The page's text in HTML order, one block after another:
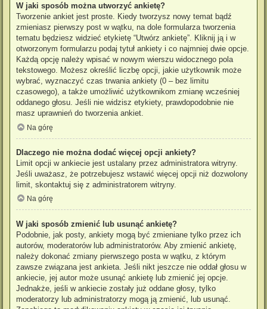
W jaki sposób można utworzyć ankietę?
Tworzenie ankiet jest proste. Kiedy tworzysz nowy temat bądź
zmieniasz pierwszy post w wątku, na dole formularza tworzenia
tematu będziesz widzieć etykietę “Utwórz ankietę”. Kliknij ją i w
otworzonym formularzu podaj tytuł ankiety i co najmniej dwie opcje.
Każdą opcję należy wpisać w nowym wierszu widocznego pola
tekstowego. Możesz określić liczbę opcji, jakie użytkownik może
wybrać, wyznaczyć czas trwania ankiety (0 – bez limitu
czasowego), a także umożliwić użytkownikom zmianę wcześniej
oddanego głosu. Jeśli nie widzisz etykiety, prawdopodobnie nie
masz uprawnień do tworzenia ankiet.
Na górę
Dlaczego nie można dodać więcej opcji ankiety?
Limit opcji w ankiecie jest ustalany przez administratora witryny.
Jeśli uważasz, że potrzebujesz wstawić więcej opcji niż dozwolony
limit, skontaktuj się z administratorem witryny.
Na górę
W jaki sposób zmienić lub usunąć ankietę?
Podobnie, jak posty, ankiety mogą być zmieniane tylko przez ich
autorów, moderatorów lub administratorów. Aby zmienić ankietę,
należy dokonać zmiany pierwszego posta w wątku, z którym
zawsze związana jest ankieta. Jeśli nikt jeszcze nie oddał głosu w
ankiecie, jej autor może usunąć ankietę lub zmienić jej opcje.
Jednakże, jeśli w ankiecie zostały już oddane głosy, tylko
moderatorzy lub administratorzy mogą ją zmienić, lub usunąć.